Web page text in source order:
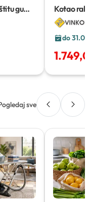
guma
Kotao
L SM +
do 31.08
sve